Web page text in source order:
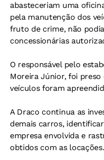
abasteceriam uma
pela manutenção dos
fruto de crime, não
concessionárias
O responsável pelo
Moreira Júnior, foi
veículos foram
A Draco continua as
demais carros,
empresa envolvida e
obtidos com as locações.